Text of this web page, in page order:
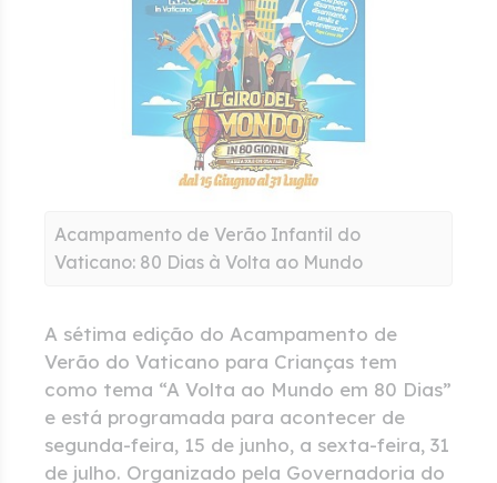
Acampamento de Verão Infantil do
Vaticano: 80 Dias à Volta ao Mundo
A sétima edição do Acampamento de
Verão do Vaticano para Crianças tem
como tema “A Volta ao Mundo em 80 Dias”
e está programada para acontecer de
segunda-feira, 15 de junho, a sexta-feira, 31
de julho. Organizado pela Governadoria do